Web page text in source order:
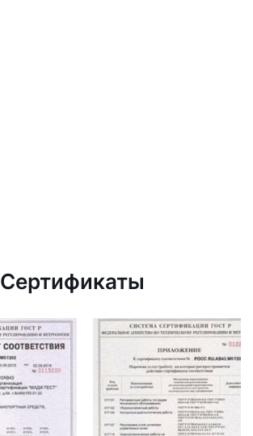
Сертификаты